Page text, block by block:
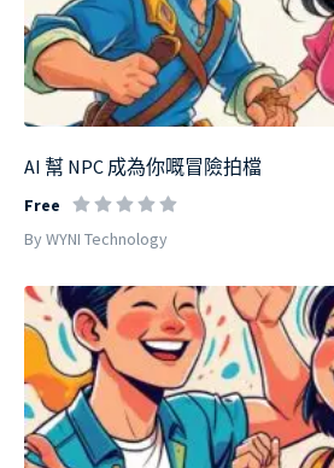
AI 幫 NPC 成為你嘅冒險拍檔
Free
By WYNI Technology